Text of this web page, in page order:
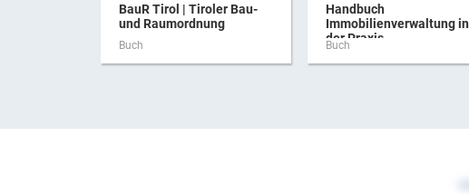
BauR Tirol | Tiroler Bau-
und Raumordnung
Buch
Handbuch
Immobilienverwaltung in
der Praxis
Buch